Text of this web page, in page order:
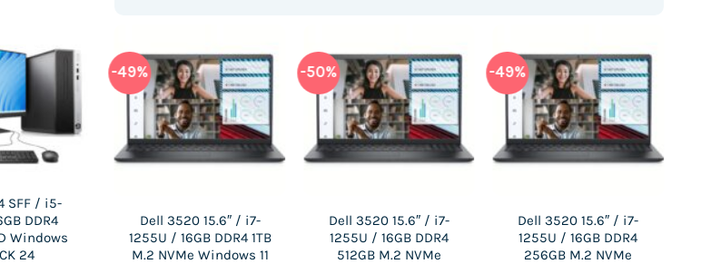
SFF / i5-
DDR4
Windows
24
-22%
TORRE / i7-6700 / 16GB
DDR4 1TB SSD
Windows 10
-49%
Dell 3520 15.6″ / i7-
1255U / 16GB DDR4 1TB
M.2 NVMe Windows 11
-50%
Dell 3520 15.6″ / i7-
1255U / 16GB DDR4
512GB M.2 NVMe
-49%
Dell 3520 15.6″ / i7-
1255U / 16GB DDR4
256GB M.2 NVMe
GEN 4 13.3″
/ 16GB
M.2